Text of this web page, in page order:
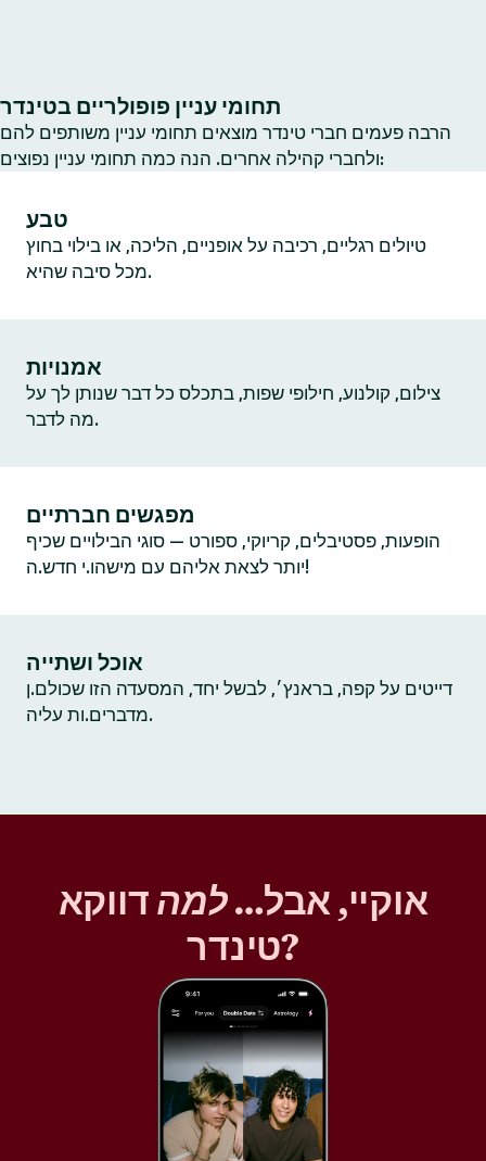
תחומי עניין פופולריים בטינדר
הרבה פעמים חברי טינדר מוצאים תחומי עניין משותפים להם
ולחברי קהילה אחרים. הנה כמה תחומי עניין נפוצים:
טבע
טיולים רגליים, רכיבה על אופניים, הליכה, או בילוי בחוץ
מכל סיבה שהיא.
אמנויות
צילום, קולנוע, חילופי שפות, בתכלס כל דבר שנותן לך על
מה לדבר.
מפגשים חברתיים
הופעות, פסטיבלים, קריוקי, ספורט — סוגי הבילויים שכיף
יותר לצאת אליהם עם מישהו.י חדש.ה!
אוכל ושתייה
דייטים על קפה, בראנץ׳, לבשל יחד, המסעדה הזו שכולם.ן
מדברים.ות עליה.
אוקיי, אבל…למהדווקא
טינדר?